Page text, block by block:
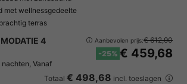
met wellnessgedeelte
terras
4
nachten, Vanaf
Aanbevolen prijs:€ 612,90
-25% € 459,68
Totaal € 498,68 incl. toeslagen